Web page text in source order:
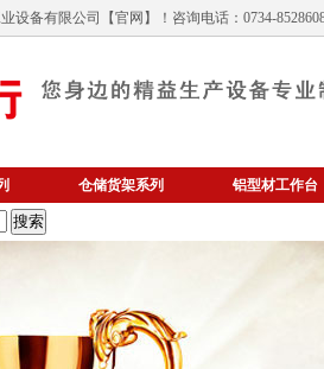
设备有限公司 【官网】！咨询电话：0734-
仓储货架系列 铝型材工作台